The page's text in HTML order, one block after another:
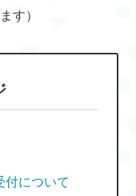
す）
付について